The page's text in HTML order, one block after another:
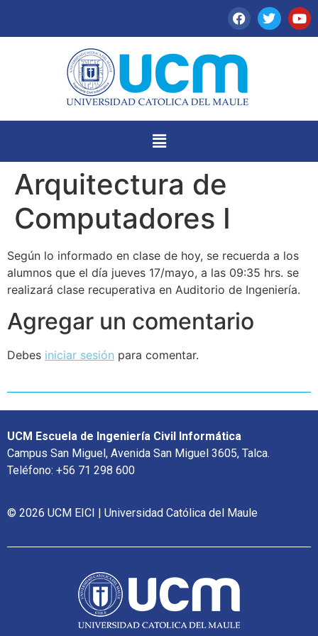
Arquitectura de
Computadores I
Según lo informado en clase de hoy, se recuerda a los
alumnos que el día jueves 17/mayo, a las 09:35 hrs. se
realizará clase recuperativa en Auditorio de Ingeniería.
Agregar un comentario
Debes iniciar sesión para comentar.
UCM Escuela de Ingeniería Civil Informática
Campus San Miguel, Avenida San Miguel 3605, Talca.
Teléfono: +56 71 298 600
© 2026 UCM EICI | Universidad Católica del Maule